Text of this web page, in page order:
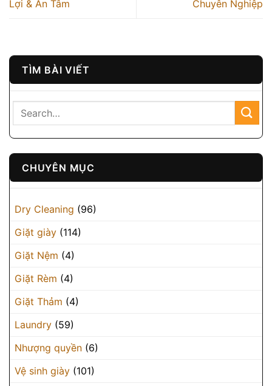
TÌM BÀI VIẾT
CHUYÊN MỤC
Dry Cleaning (96)
Giặt giày (114)
Giặt Nệm (4)
Giặt Rèm (4)
Giặt Thảm (4)
Laundry (59)
Nhượng quyền (6)
Vệ sinh giày (101)
Lợi & An Tâm
Chuyên Nghiệp